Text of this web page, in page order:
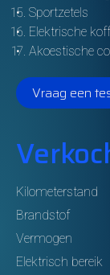
Sportzetels
Elektrische
Akoestische
Vraag een
Kilometerstand
Brandstof
Vermogen
Elektrisch bereik